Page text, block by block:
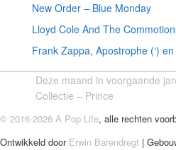
New Order – Blue Monday
Lloyd Cole And The
Frank Zappa, Apostrophe (‘)
Deze maand in voorgaande
Collectie – Prince
© 2016-2026 A Pop Life, alle rechten
Ontwikkeld door Erwin Barendregt |